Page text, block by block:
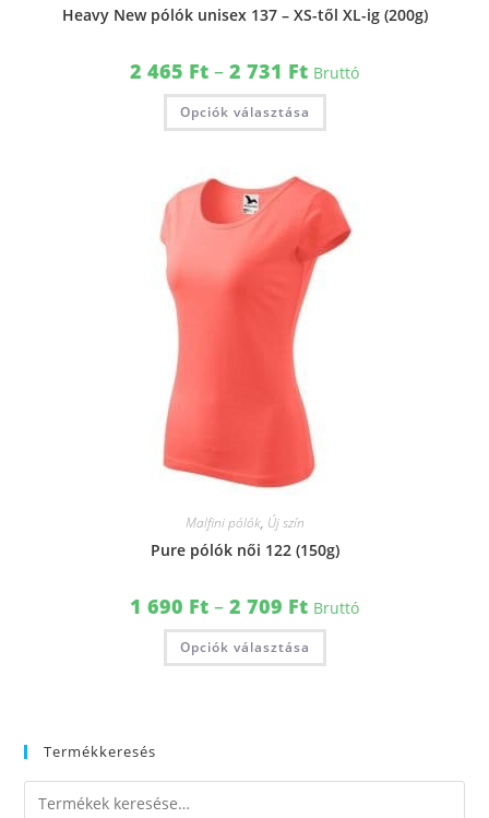
Heavy New pólók unisex 137 – XS-től XL-ig (200g)
2 465 Ft – 2 731 Ft Bruttó
Opciók választása
Malfini pólók, Új szín
Pure pólók női 122 (150g)
1 690 Ft – 2 709 Ft Bruttó
Opciók választása
Termékkeresés